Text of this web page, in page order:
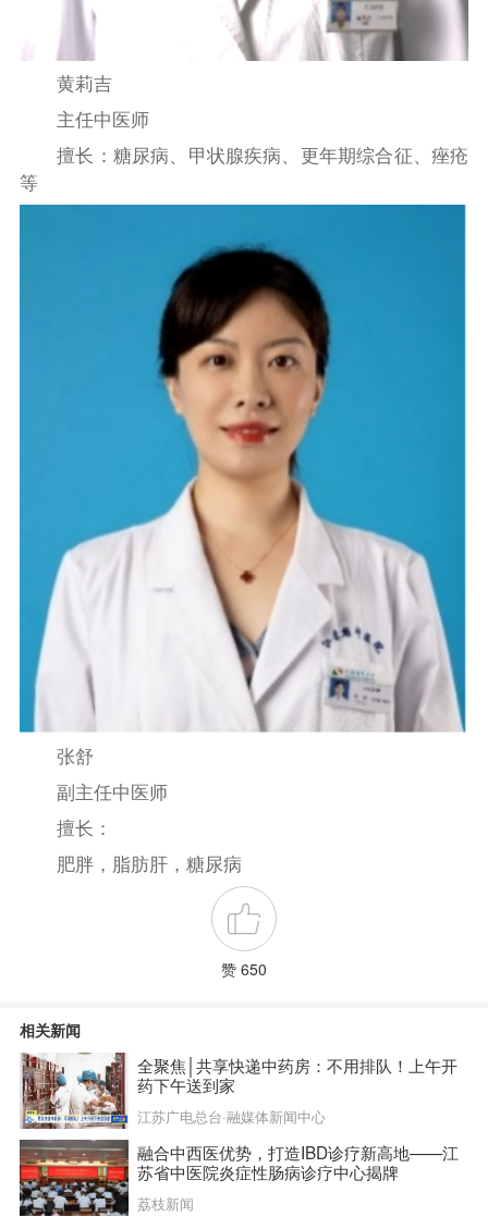
黄莉吉
主任中医师
擅长：糖尿病、甲状腺疾病、更年期综合征、痤疮
等
张舒
副主任中医师
擅长：
肥胖，脂肪肝，糖尿病
赞 650
相关新闻
全聚焦│共享快递中药房：不用排队！上午开
药下午送到家
江苏广电总台·融媒体新闻中心
融合中西医优势，打造IBD诊疗新高地——江
苏省中医院炎症性肠病诊疗中心揭牌
荔枝新闻